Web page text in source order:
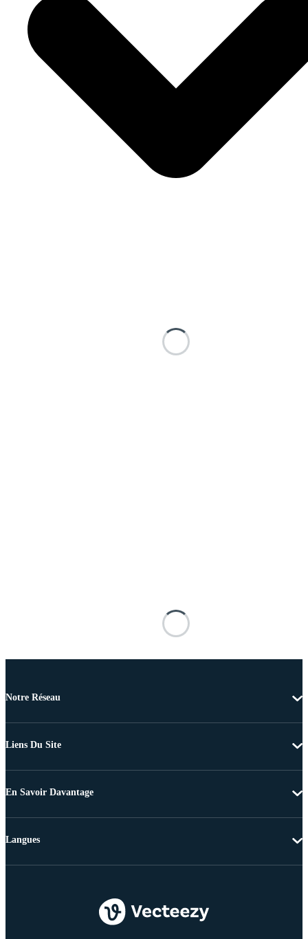
Notre Réseau
Liens Du Site
En Savoir Davantage
Langues